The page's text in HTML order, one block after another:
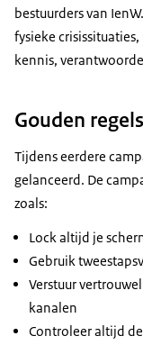
bestuurders van
fysieke
kennis,
Gouden
Tijdens eerdere
gelanceerd. De
zoals:
Lock altijd je
Gebruik
Verstuur
kanalen
Controleer altijd